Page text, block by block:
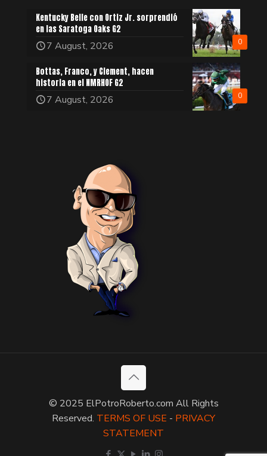
0
Kentucky Belle con Ortiz Jr. sorprendió
en las Saratoga Oaks G2
7 August, 2026
0
Bottas, Franco, y Clement, hacen
historia en el NMRHOF G2
7 August, 2026
© 2025 ElPotroRoberto.com All Rights
Reserved. TERMS OF USE - PRIVACY
STATEMENT